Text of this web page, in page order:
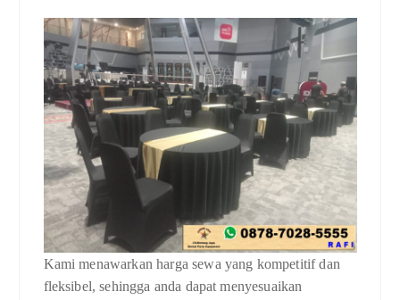
Kami menawarkan harga sewa yang kompetitif dan
fleksibel, sehingga anda dapat menyesuaikan